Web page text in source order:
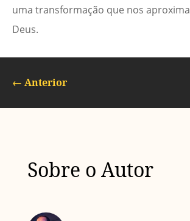
uma transformação que nos
Deus.
← Anterior
Sobre o Autor